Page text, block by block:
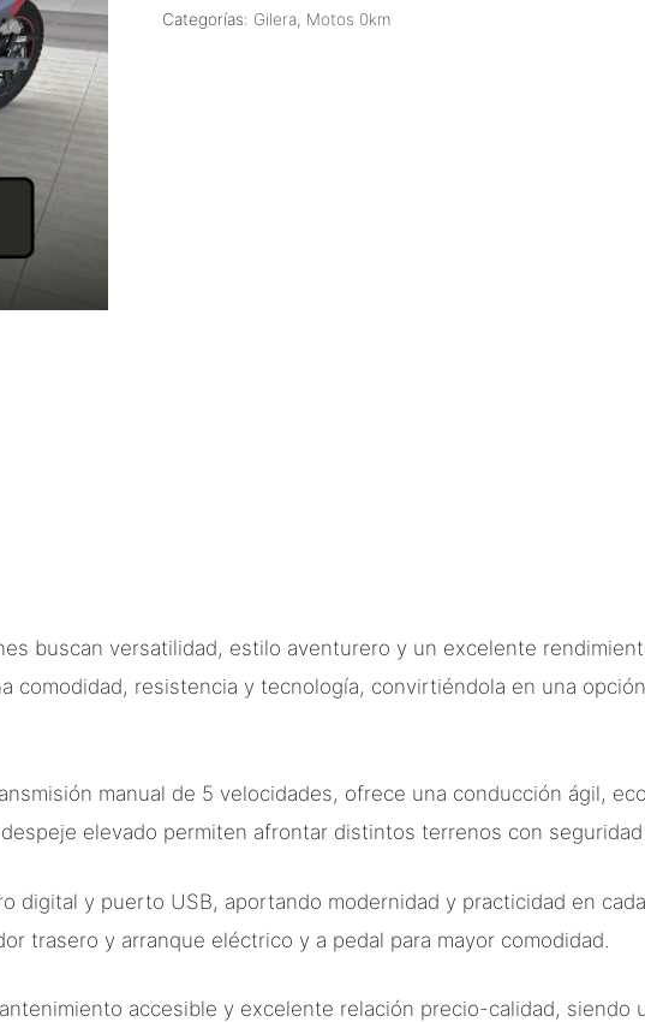
Categorías: Gilera, Motos 0km
buscan versatilidad, estilo aventurero y un excelente
comodidad, resistencia y tecnología, convirtiéndola en una
manual de 5 velocidades, ofrece una conducción ágil,
elevado permiten afrontar distintos terrenos con
digital y puerto USB, aportando modernidad y practicidad en
trasero y arranque eléctrico y a pedal para mayor comodidad.
accesible y excelente relación precio-calidad, siendo